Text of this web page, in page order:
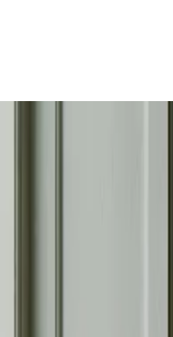
anlæg og fast